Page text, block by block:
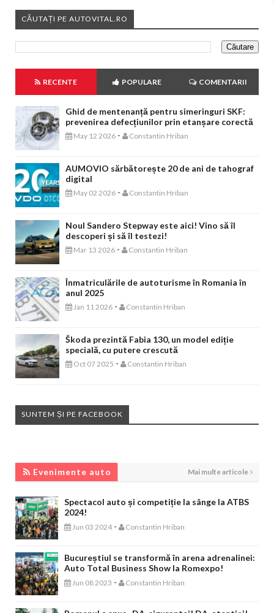
CĂUTAȚI PE AUTOVITAL.RO
RECENTE POPULARE COMENTARII
Ghid de mentenanță pentru simeringuri SKF:
prevenirea defecțiunilor prin etanșare corectă
May 12 2026 - Constantin Hriban
AUMOVIO sărbătorește 20 de ani de tahograf
digital
May 02 2026 - Constantin Hriban
Noul Sandero Stepway este aici! Vino să îl
descoperi și să îl testezi!
Mar 13 2026 - Constantin Hriban
Înmatriculările de autoturisme în Romania în
anul 2025
Jan 11 2026 - Constantin Hriban
Škoda prezintă Fabia 130, un model ediție
specială, cu putere crescută
Oct 07 2025 - Constantin Hriban
SUNTEM ȘI PE FACEBOOK
Evenimente auto Mai multe articole
Spectacol auto și competiție la sânge la ATBS
2024!
Jun 03 2024 - Constantin Hriban
Bucureștiul se transformă în arena adrenalinei:
Auto Total Business Show la Romexpo!
Jun 08 2023 - Constantin Hriban